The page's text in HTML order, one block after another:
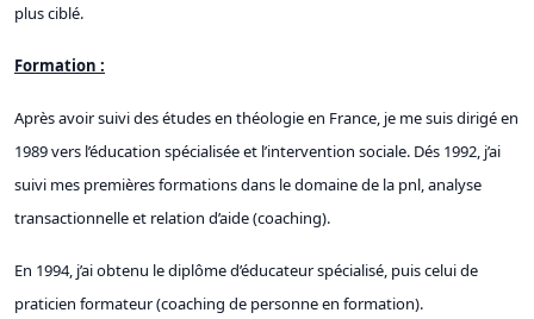
plus ciblé.
Formation :
Après avoir suivi des études en théologie en France, je me suis dirigé en
1989 vers l’éducation spécialisée et l’intervention sociale. Dés 1992, j’ai
suivi mes premières formations dans le domaine de la pnl, analyse
transactionnelle et relation d’aide (coaching).
En 1994, j’ai obtenu le diplôme d’éducateur spécialisé, puis celui de
praticien formateur (coaching de personne en formation).